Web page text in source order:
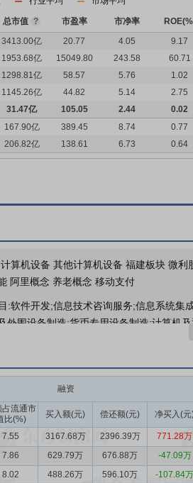
总市值 ? 市盈率 市净率
3413.00亿 20.77 4.05
9.17
1953.68亿 15049.80 243.58
60.71
1298.81亿 58.57 5.76
1.02
1145.26亿 44.82 5.14
2.75
31.47亿 105.05 2.44
0.02
167.90亿 389.45 8.74
0.77
206.82亿 138.61 6.73 0.64
算机设备 其他计算机设备 福建板块 微
阿里概念 养老概念 移动支付
:软件开发;信息技术咨询服务;信息系统集
外围设备制造;货币专用设备制造;计算机
营活动)。许可项目:第一类增值电信业
关部门批准文件或许可证件为准)。
法院、警务、监狱等）等行业支付解决方
产品。
国人民银行发布的《2025年支付体系运行
，金额12807.07万亿元。截至2025年
融资
占流通市
比(%)
买入额(元) 偿还额(元) 净买入(元
7.55 3167.68万 2396.39万
771.28万
7.86 629.79万 676.88万
-47.09万
8.02 488.26万 596.10万 -107.84万